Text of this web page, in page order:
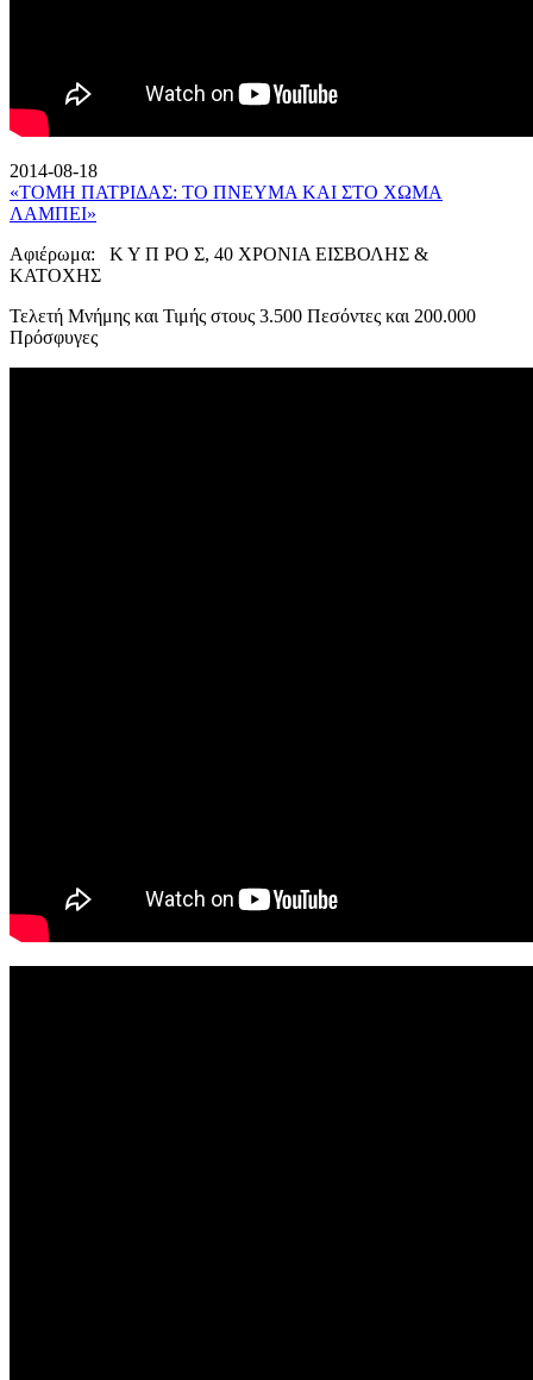
2014-08-18
«ΤΟΜΗ ΠΑΤΡΙΔΑΣ: ΤΟ ΠΝΕΥΜΑ ΚΑΙ ΣΤΟ ΧΩΜΑ
ΛΑΜΠΕΙ»
Αφιέρωμα: Κ Υ Π ΡΟ Σ, 40 ΧΡΟΝΙΑ ΕΙΣΒΟΛΗΣ &
ΚΑΤΟΧΗΣ
Τελετή Μνήμης και Τιμής στους 3.500 Πεσόντες και 200.000
Πρόσφυγες